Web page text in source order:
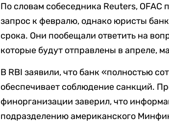
По словам собеседника Reuters, OFAC
запрос к февралю, однако юристы
срока. Они пообещали ответить на
которые будут отправлены в апреле,
В RBI заявили, что банк «полностью
обеспечивает соблюдение санкций.
финорганизации заверил, что
подразделению американского